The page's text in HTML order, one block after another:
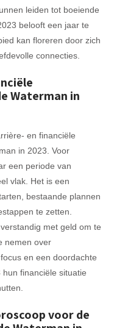
leiden tot boeiende
belooft een jaar te
kan floreren door zich
connecties.
Waterman in
en financiële
in 2023. Voor
een periode van
vlak. Het is een
bestaande plannen
te zetten.
met geld om te
nemen over
en een doordachte
financiële situatie
voor de